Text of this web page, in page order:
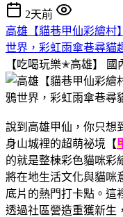
2天前
高雄【貓巷甲仙彩繪村
世界，彩虹雨傘巷尋貓
【吃喝玩樂✭高雄】
國
說到高雄甲仙，你只想
身山城裡的超萌祕境【
的就是整棟彩色貓咪彩
將在地生活文化與貓咪
底片的熱門打卡點。這
透過社區營造重獲新生